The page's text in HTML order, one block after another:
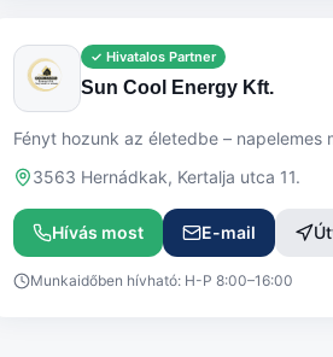
✓ Hivatalos Partner
Sun Cool Energy Kft.
Fényt hozunk az életedbe – napelemes
3563 Hernádkak, Kertalja utca 11.
Hívás most E-mail
Munkaidőben hívható: H-P 8:00–16:00